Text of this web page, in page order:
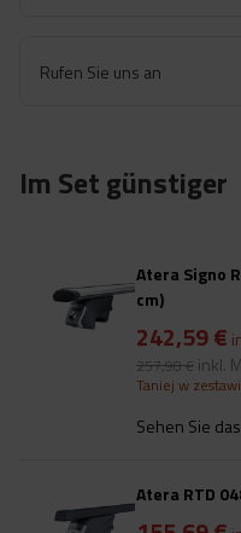
Rufen Sie uns an
Im Set günstiger
Atera Signo
cm)
242,59 €
257,98 € inkl.
Taniej w
Sehen Sie
Atera RTD